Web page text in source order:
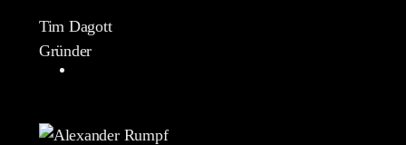
Tim Dagott
Gründer